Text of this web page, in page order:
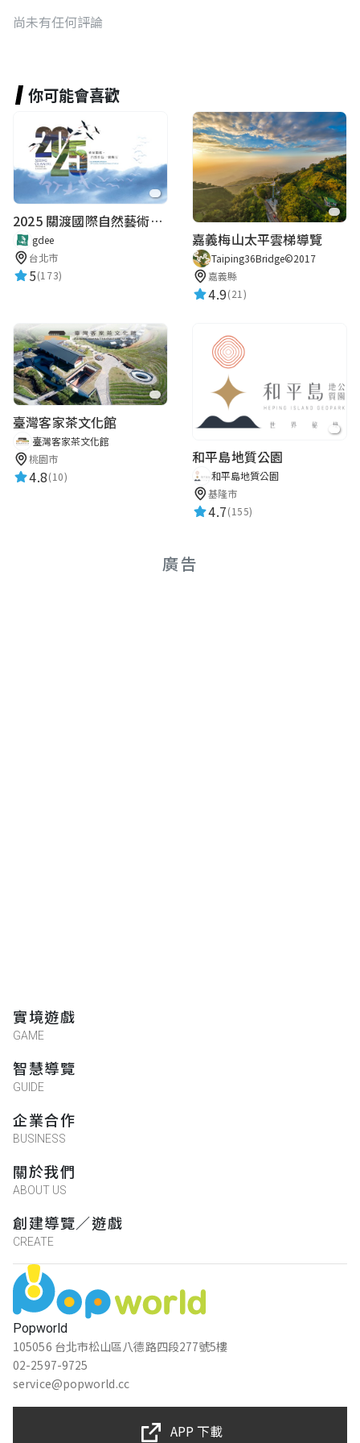
尚未有任何評論
你可能會喜歡
2025 關渡國際自然藝術季 Guandu International Nature Art Festival
gdee
台北市
5(173)
嘉義梅山太平雲梯導覽
Taiping36Bridge©2017
嘉義縣
4.9(21)
臺灣客家茶文化館
臺灣客家茶文化館
桃園市
4.8(10)
和平島地質公園
和平島地質公園
基隆市
4.7(155)
廣告
Popworld
105056 台北市松山區八德路四段277號5樓
02-2597-9725
service@popworld.cc
實境遊戲
GAME
智慧導覽
GUIDE
企業合作
BUSINESS
關於我們
ABOUT US
創建導覽／遊戲
CREATE
APP 下載